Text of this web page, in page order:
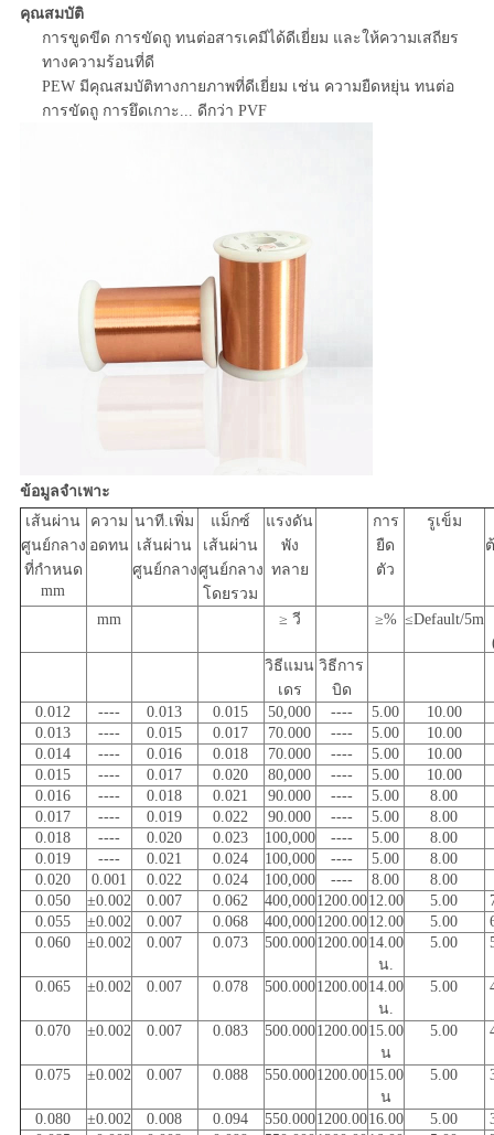
คุณสมบัติ
การขูดขีด การขัดถู ทนต่อสารเคมีได้ดีเยี่ยม และให้ความเสถียร
ทางความร้อนที่ดี
PEW มีคุณสมบัติทางกายภาพที่ดีเยี่ยม เช่น ความยืดหยุ่น ทนต่อ
การขัดถู การยึดเกาะ... ดีกว่า PVF
ข้อมูลจำเพาะ
เส้นผ่าน
ศูนย์กลาง
ที่กำหนด
mm
ความ
อดทน
นาที.เพิ่ม
เส้นผ่าน
ศูนย์กลาง
แม็กซ์
เส้นผ่าน
ศูนย์กลาง
โดยรวม
แรงดัน
พัง
ทลาย
การ
ยืด
ตัว
รูเข็ม
mm ≥ วี ≥% ≤Default/5m
วิธีแมน
เดร
วิธีการ
บิด
0.012
---- 0.013 0.015 50,000 ---- 5.00 10.00
0.013
---- 0.015 0.017 70.000 ---- 5.00 10.00
0.014
---- 0.016 0.018 70.000 ---- 5.00 10.00
0.015
---- 0.017 0.020 80,000 ---- 5.00
10.00
0.016
---- 0.018 0.021 90.000 ---- 5.00
8.00
0.017
---- 0.019 0.022 90.000 ---- 5.00
8.00
0.018
---- 0.020 0.023 100,000 ---- 5.00
8.00
0.019
---- 0.021 0.024 100,000 ---- 5.00
8.00
0.020
0.001 0.022 0.024 100,000 ---- 8.00
8.00
0.050
±0.002 0.007 0.062 400,0001200.0012.00 5.00
0.055
±0.002 0.007 0.068 400,0001200.0012.00 5.00
0.060
±0.002 0.007 0.073 500.0001200.0014.00
น.
5.00
0.065 ±0.002 0.007 0.078 500.0001200.0014.00
น.
5.00
0.070 ±0.002 0.007 0.083 500.0001200.0015.00
น
5.00
0.075 ±0.002 0.007 0.088 550.0001200.0015.00
น
5.00
0.080 ±0.002 0.008 0.094 550.0001200.0016.00 5.00